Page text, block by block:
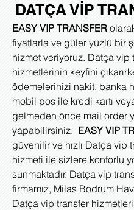
DATÇA VİP
EASY VIP TRANSFER
fiyatlarla ve güler yüzlü bir
hizmet veriyoruz. Datça vip
hizmetlerinin keyfini
ödemelerinizi nakit, banka
mobil pos ile kredi kartı
gelmeden önce mail order
yapabilirsiniz. EASY VIP
güvenilir ve hızlı Datça vip
hizmeti ile sizlere konforlu
sunmaktadır. Datça vip
firmamız, Milas Bodrum
Datça vip transfer